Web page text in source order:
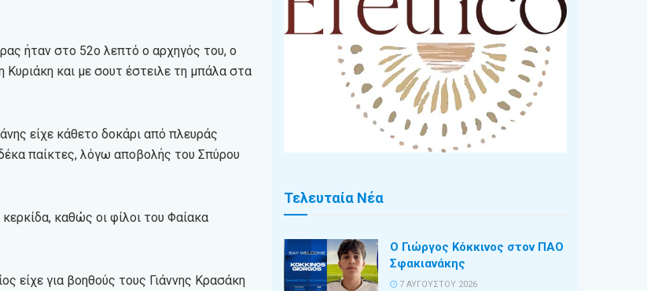
ήταν στο 52ο λεπτό ο αρχηγός του, ο
και με σουτ έστειλε τη μπάλα στα
είχε κάθετο δοκάρι από πλευράς
παίκτες, λόγω αποβολής του Σπύρου
καθώς οι φίλοι του Φαίακα
είχε για βοηθούς τους Γιάννης Κρασάκη
Τελευταία Νέα
Ο Γιώργος Κόκκινος στον ΠΑΟ
Σφακιανάκης
7 ΑΥΓΟΎΣΤΟΥ 2026